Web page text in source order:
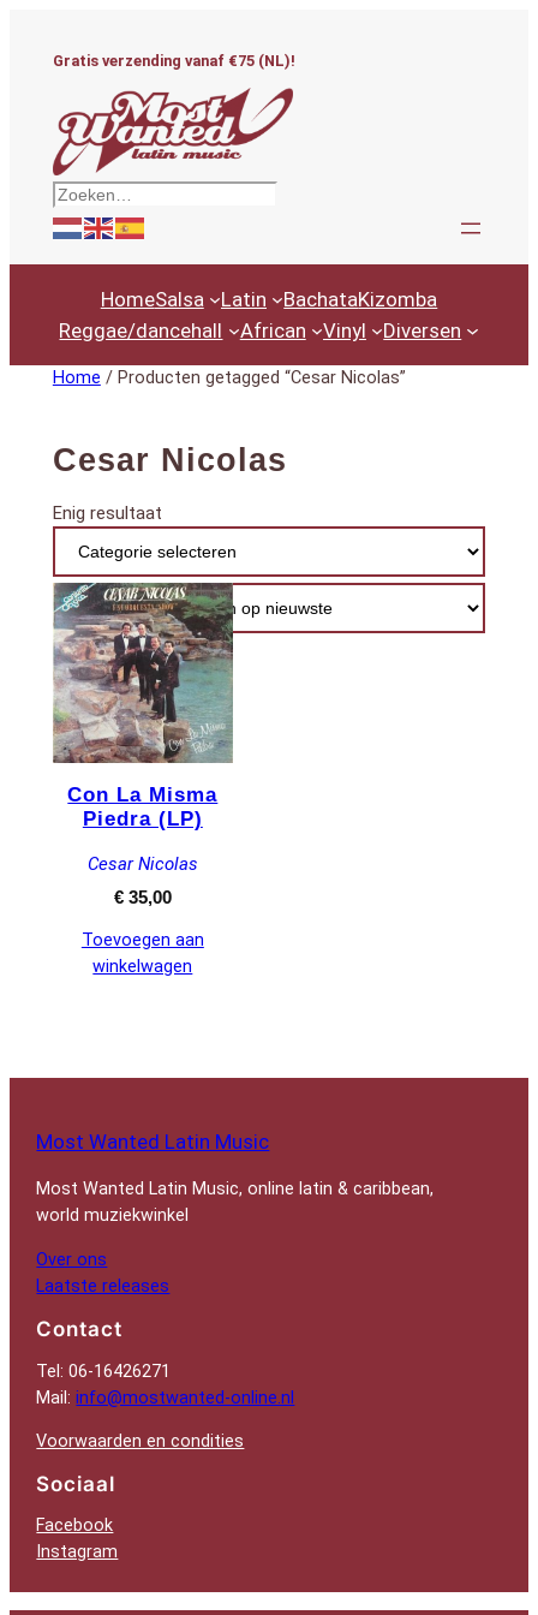
Gratis verzending vanaf €75 (NL)!
Zoeken
HomeSalsa Latin BachataKizomba
Reggae/dancehall
African Vinyl Diversen
Home / Producten getagged “Cesar Nicolas”
Cesar Nicolas
Enig resultaat
Con La Misma
Piedra (LP)
Cesar Nicolas
€35,00
Toevoegen aan
winkelwagen
Most Wanted Latin Music
Most Wanted Latin Music, online latin & caribbean,
world muziekwinkel
Over ons
Laatste releases
Contact
Tel: 06-16426271
Mail:info@mostwanted-online.nl
Voorwaarden en condities
Sociaal
Facebook
Instagram